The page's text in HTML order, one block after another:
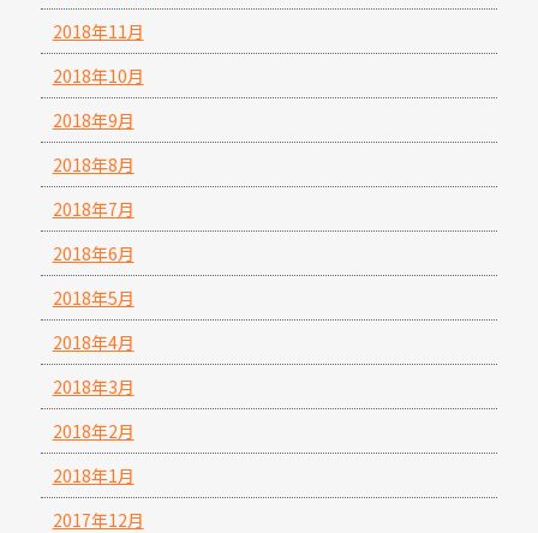
2018年11月
2018年10月
2018年9月
2018年8月
2018年7月
2018年6月
2018年5月
2018年4月
2018年3月
2018年2月
2018年1月
2017年12月